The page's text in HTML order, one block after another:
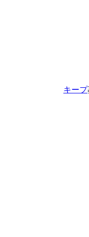
キープ